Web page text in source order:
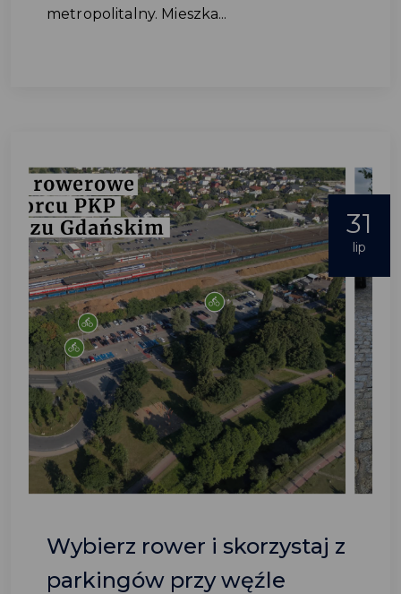
metropolitalny. Mieszka...
31
lip
Wybierz rower i skorzystaj z
parkingów przy węźle